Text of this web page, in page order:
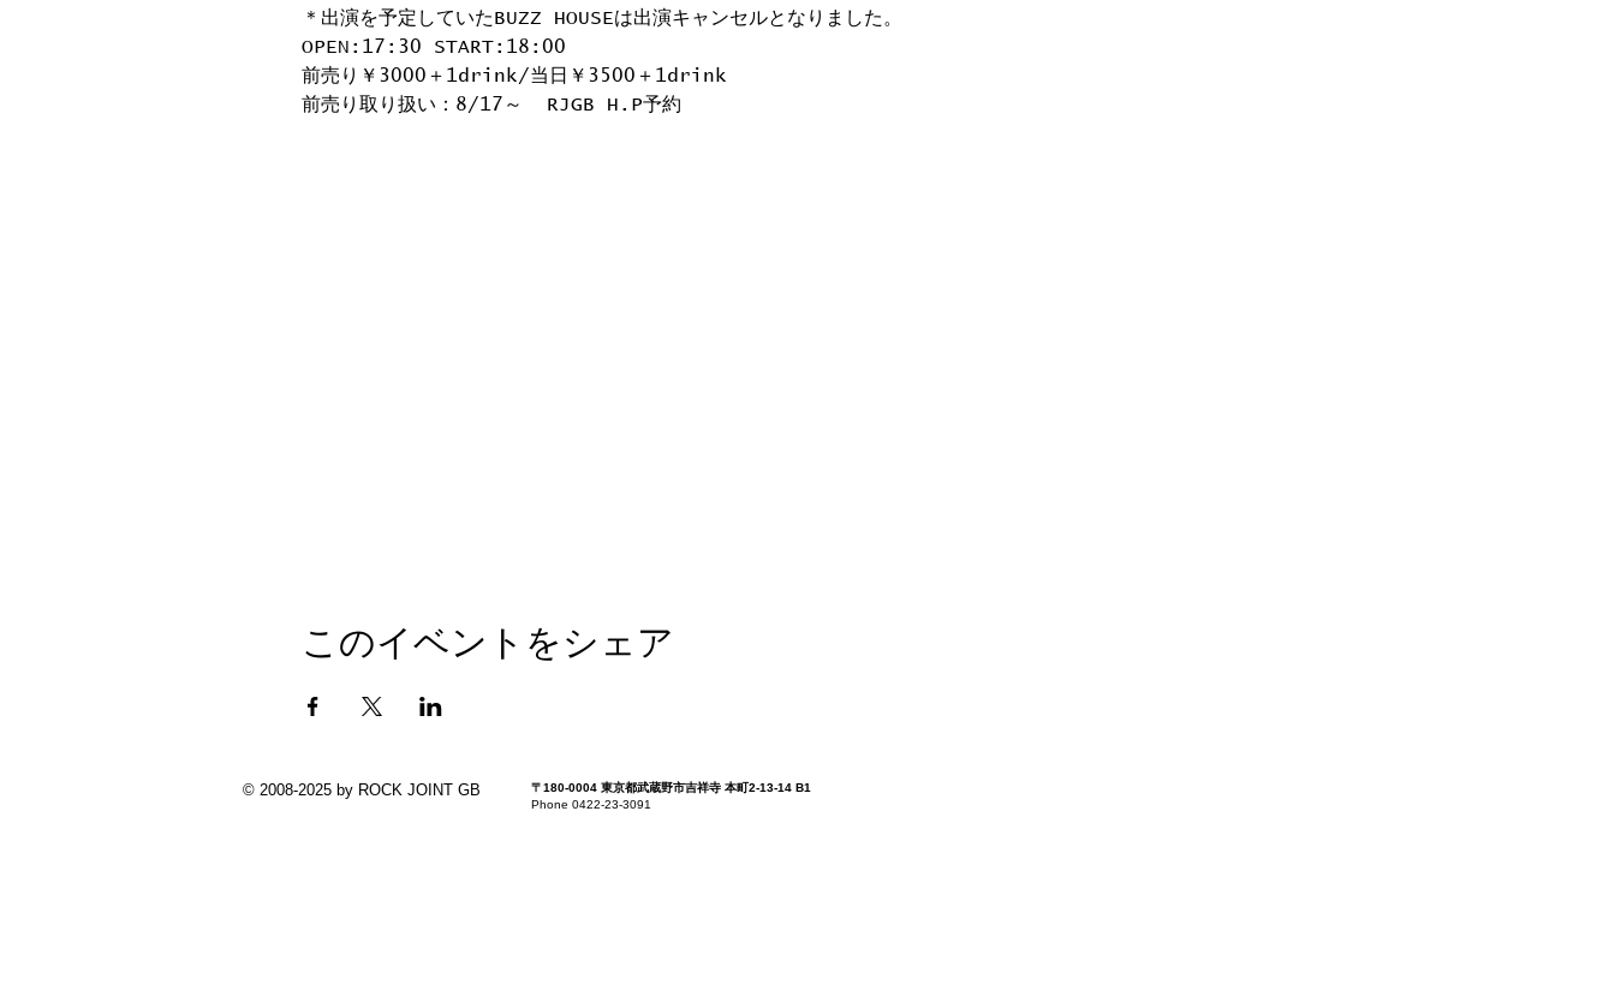
＊出演を予定していたBUZZ HOUSEは出演キャンセルとなりました。
OPEN:17:30 START:18:00
前売り￥3000＋1drink/当日￥3500＋1drink
前売り取り扱い：8/17～  RJGB H.P予約
このイベントをシェア
© 2008-2025 by ROCK JOINT GB
〒180-0004 東京都武蔵野市吉祥寺 本町2-13-14 B1
Phone 0422-23-3091